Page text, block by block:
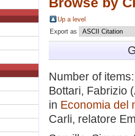
Up a level
Export as
Number of
Bottari, Fabrizio
in Economia del
Carli, relatore